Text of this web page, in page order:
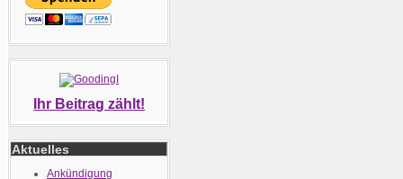
Ihr Beitrag zählt!
Aktuelles
Ankündigung